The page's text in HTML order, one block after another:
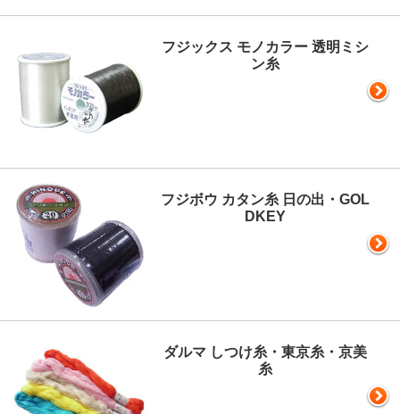
フジックス モノカラー 透明ミシ
ン糸
フジボウ カタン糸 日の出・GOL
DKEY
ダルマ しつけ糸・東京糸・京美
糸